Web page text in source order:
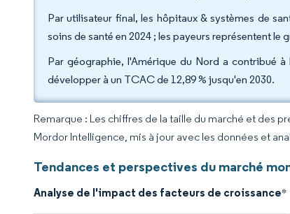
Par utilisateur final, les hôpitaux & systèmes de
soins de santé en 2024 ; les payeurs représentent
Par géographie, l'Amérique du Nord a contribué
développer à un TCAC de 12,89 % jusqu'en 2030.
Remarque : Les chiffres de la taille du marché et des
Mordor Intelligence, mis à jour avec les données et
Tendances et perspectives du marché
Analyse de l'impact des facteurs de croissance*